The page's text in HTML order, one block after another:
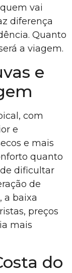
vai
diferença
Quanto
a viagem.
e
com
e
e mais
quanto
dificultar
de
a baixa
preços
mais
do